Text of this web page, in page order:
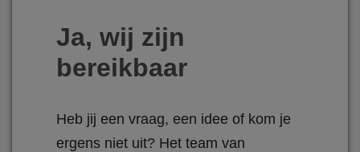
Ja, wij zijn
bereikbaar
Heb jij een vraag, een idee of kom je
ergens niet uit? Het team van